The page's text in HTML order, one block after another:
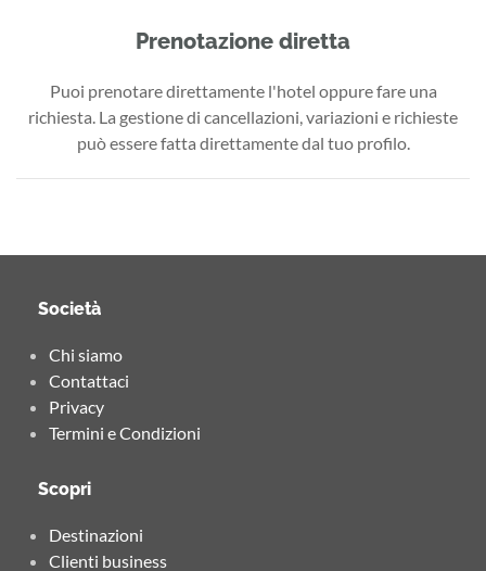
Prenotazione diretta
Puoi prenotare direttamente l'hotel oppure fare una
richiesta. La gestione di cancellazioni, variazioni e richieste
può essere fatta direttamente dal tuo profilo.
Società
Chi siamo
Contattaci
Privacy
Termini e Condizioni
Scopri
Destinazioni
Clienti business